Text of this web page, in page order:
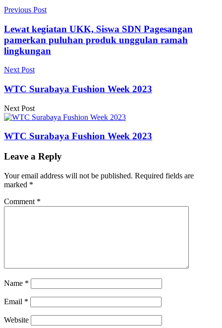
Previous Post
Lewat kegiatan UKK, Siswa SDN Pagesangan
pamerkan puluhan produk unggulan ramah
lingkungan
Next Post
WTC Surabaya Fushion Week 2023
Next Post
WTC Surabaya Fushion Week 2023
Leave a Reply
Your email address will not be published. Required fields are
marked *
Comment *
Name *
Email *
Website